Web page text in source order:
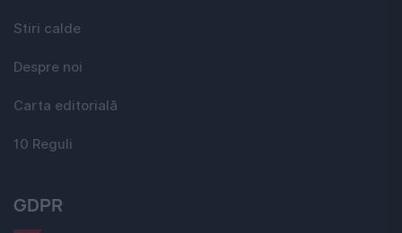
Stiri calde
Despre noi
Carta editorială
10 Reguli
GDPR